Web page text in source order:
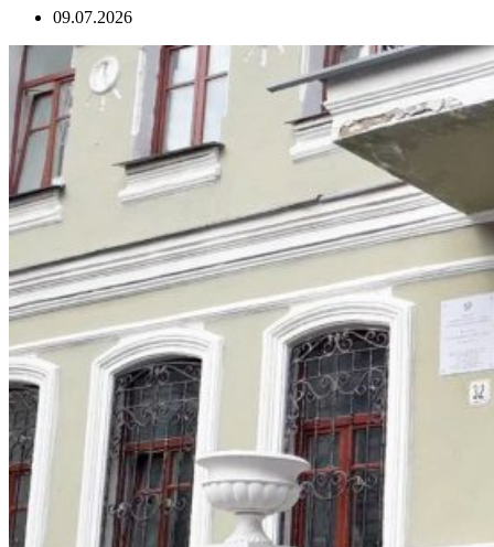
09.07.2026